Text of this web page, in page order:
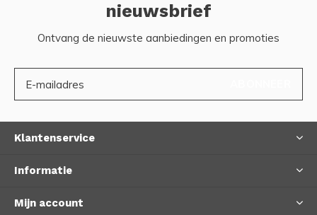
nieuwsbrief
Ontvang de nieuwste aanbiedingen en promoties
Klantenservice
Informatie
Mijn account